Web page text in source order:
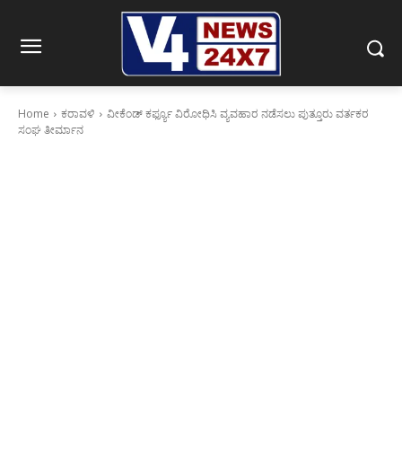
Home ಕರಾವಳಿ
ವೀಕೆಂಡ್ ಕರ್ಫ್ಯೂ ವಿರೋಧಿಸಿ ವ್ಯವಹಾರ ನಡೆಸಲು ಪುತ್ತೂರು ವರ್ತಕರ
ಸಂಘ ತೀರ್ಮಾನ